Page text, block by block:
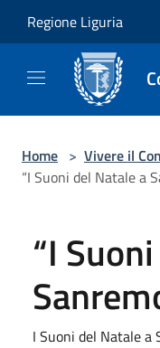
Regione Liguria
Home > Vivere il
“I Suoni del Natale a
“I
I Suoni del Natale a